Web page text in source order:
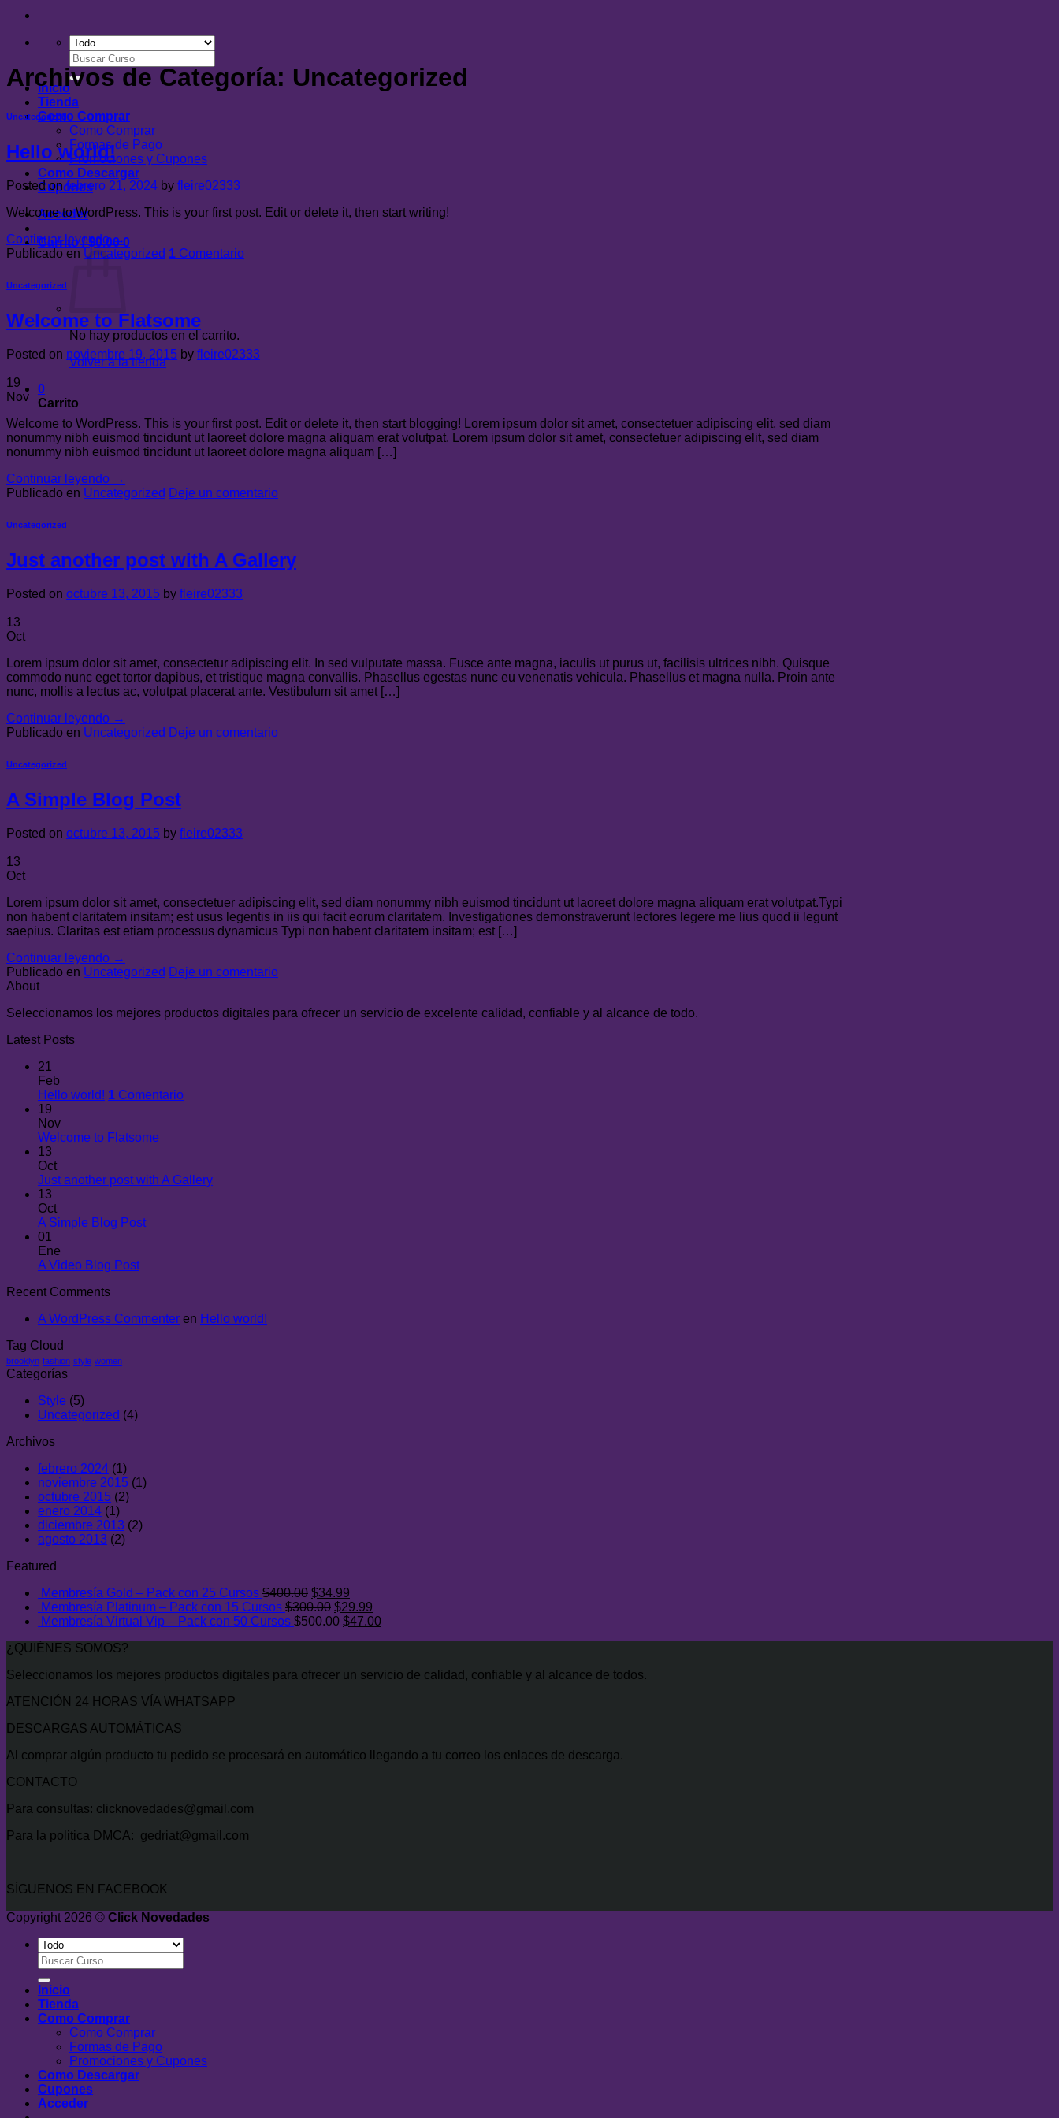
Buscar
por:
Inicio
Tienda
Como Comprar
Como Comprar
Formas de Pago
Promociones y Cupones
Como Descargar
Cupones
Acceder
Carrito /$0.00 0
No hay productos en el carrito.
Volver a la tienda
0
Carrito
Archivos de Categoría: Uncategorized
Uncategorized
Hello world!
Posted onfebrero 21, 2024 by fleire02333
Welcome to WordPress. This is your first post. Edit or delete it, then start writing!
Continuar leyendo→
Publicado en Uncategorized 1 Comentario
Uncategorized
Welcome to Flatsome
Posted on noviembre 19, 2015 by fleire02333
19
Nov
Welcome to WordPress. This is your first post. Edit or delete it, then start blogging! Lorem ipsum dolor sit amet, consectetuer adipiscing elit, sed diam
nonummy nibh euismod tincidunt ut laoreet dolore magna aliquam erat volutpat. Lorem ipsum dolor sit amet, consectetuer adipiscing elit, sed diam
nonummy nibh euismod tincidunt ut laoreet dolore magna aliquam […]
Continuar leyendo →
Publicado en Uncategorized Deje un comentario
Uncategorized
Just another post with A Gallery
Posted on octubre 13, 2015 by fleire02333
13
Oct
Lorem ipsum dolor sit amet, consectetur adipiscing elit. In sed vulputate massa. Fusce ante magna, iaculis ut purus ut, facilisis ultrices nibh. Quisque
commodo nunc eget tortor dapibus, et tristique magna convallis. Phasellus egestas nunc eu venenatis vehicula. Phasellus et magna nulla. Proin ante
nunc, mollis a lectus ac, volutpat placerat ante. Vestibulum sit amet […]
Continuar leyendo →
Publicado en Uncategorized Deje un comentario
Uncategorized
A Simple Blog Post
Posted on octubre 13, 2015 by fleire02333
13
Oct
Lorem ipsum dolor sit amet, consectetuer adipiscing elit, sed diam nonummy nibh euismod tincidunt ut laoreet dolore magna aliquam erat volutpat.Typi
non habent claritatem insitam; est usus legentis in iis qui facit eorum claritatem. Investigationes demonstraverunt lectores legere me lius quod ii legunt
saepius. Claritas est etiam processus dynamicus Typi non habent claritatem insitam; est […]
Continuar leyendo →
Publicado en Uncategorized Deje un comentario
About
Seleccionamos los mejores productos digitales para ofrecer un servicio de excelente calidad, confiable y al alcance de todo.
Latest Posts
21
Feb
Hello world! 1 Comentario
19
Nov
Welcome to Flatsome
13
Oct
Just another post with A Gallery
13
Oct
A Simple Blog Post
01
Ene
A Video Blog Post
Recent Comments
A WordPress Commenter en Hello world!
Tag Cloud
brooklyn fashion style women
Categorías
Style (5)
Uncategorized (4)
Archivos
febrero 2024 (1)
noviembre 2015 (1)
octubre 2015 (2)
enero 2014 (1)
diciembre 2013 (2)
agosto 2013 (2)
Featured
Membresía Gold – Pack con 25 Cursos $400.00 El
precio
original
$34.99
precio
actual
Membresía Platinum – Pack con 15 Cursos $300.00 El
precio
$29.99
precio
Membresía Virtual Vip – Pack con 50 Cursos $500.00 El
$500.00.
$47.00El
$47.00.
¿QUIÉNES SOMOS?
Seleccionamos los mejores productos digitales para ofrecer un servicio de calidad, confiable y al alcance de todos.
ATENCIÓN 24 HORAS VÍA WHATSAPP
DESCARGAS AUTOMÁTICAS
Al comprar algún producto tu pedido se procesará en automático llegando a tu correo los enlaces de descarga.
CONTACTO
Para consultas: clicknovedades@gmail.com
Para la politica DMCA: gedriat@gmail.com
SÍGUENOS EN FACEBOOK
Copyright 2026 © Click Novedades
Buscar
por:
Inicio
Tienda
Como Comprar
Como Comprar
Formas de Pago
Promociones y Cupones
Como Descargar
Cupones
Acceder